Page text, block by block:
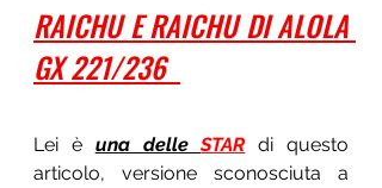
RAICHU E RAICHU DI ALOLA
GX 221/236
Lei è una delle STAR di questo
articolo, versione sconosciuta a